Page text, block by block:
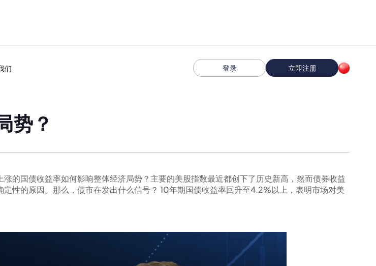
们 登录 立即注册
势？
的国债收益率如何影响整体经济局势？主要的美股指数最近都创下了历史新高，然而债券收益
性的原因。那么，债市在发出什么信号？ 10年期国债收益率回升至4.2%以上，表明市场对美